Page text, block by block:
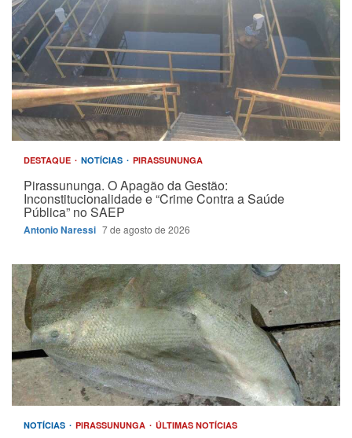
DESTAQUE NOTÍCIAS PIRASSUNUNGA
Pirassununga. O Apagão da Gestão:
Inconstitucionalidade e “Crime Contra a Saúde
Pública” no SAEP
Antonio Naressi 7 de agosto de 2026
NOTÍCIAS PIRASSUNUNGA ÚLTIMAS NOTÍCIAS